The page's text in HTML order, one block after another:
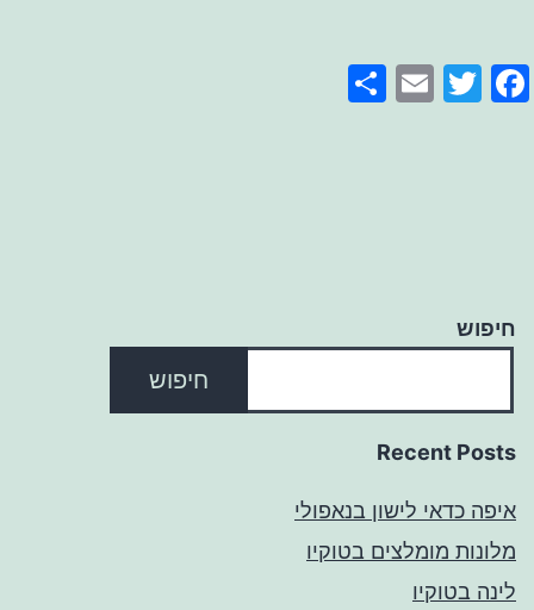
Facebook
Twitter
Email
חיפוש
חיפוש
Recent Posts
איפה כדאי לישון בנאפולי
מלונות מומלצים בטוקיו
לינה בטוקיו